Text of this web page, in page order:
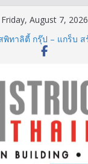
Friday, August 7, 2026
พิทาลิตี้ กรุ๊ป – แกร็บ
ที่สะดวกยิ่งขึ้น ภายใต้
& Mining” ขับเคลื่อ
เหมืองแร่สู่สังคมคาร์บ
พอร์ตี้ ก้าวสู่ปีที่ 40 ยึด
งการเติบโตอย่างยั่งยืน
& Resorts เปิดตัว ฮอลิ
านวิศวกรรมโครงสร้